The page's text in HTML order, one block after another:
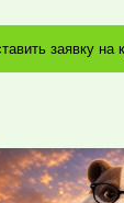
заявку на